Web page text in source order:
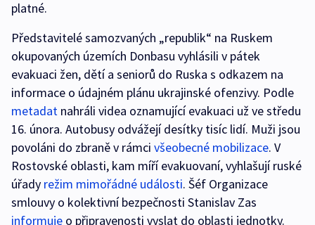
platné.
Představitelé samozvaných „republik“ na Ruskem
okupovaných územích Donbasu vyhlásili v pátek
evakuaci žen, dětí a seniorů do Ruska s odkazem na
informace o údajném plánu ukrajinské ofenzivy. Podle
metadat nahráli videa oznamující evakuaci už ve středu
16. února. Autobusy odvážejí desítky tisíc lidí. Muži jsou
povoláni do zbraně v rámci všeobecné mobilizace. V
Rostovské oblasti, kam míří evakuovaní, vyhlašují ruské
úřady režim mimořádné události. Šéf Organizace
smlouvy o kolektivní bezpečnosti Stanislav Zas
informuje o připravenosti vyslat do oblasti jednotky.